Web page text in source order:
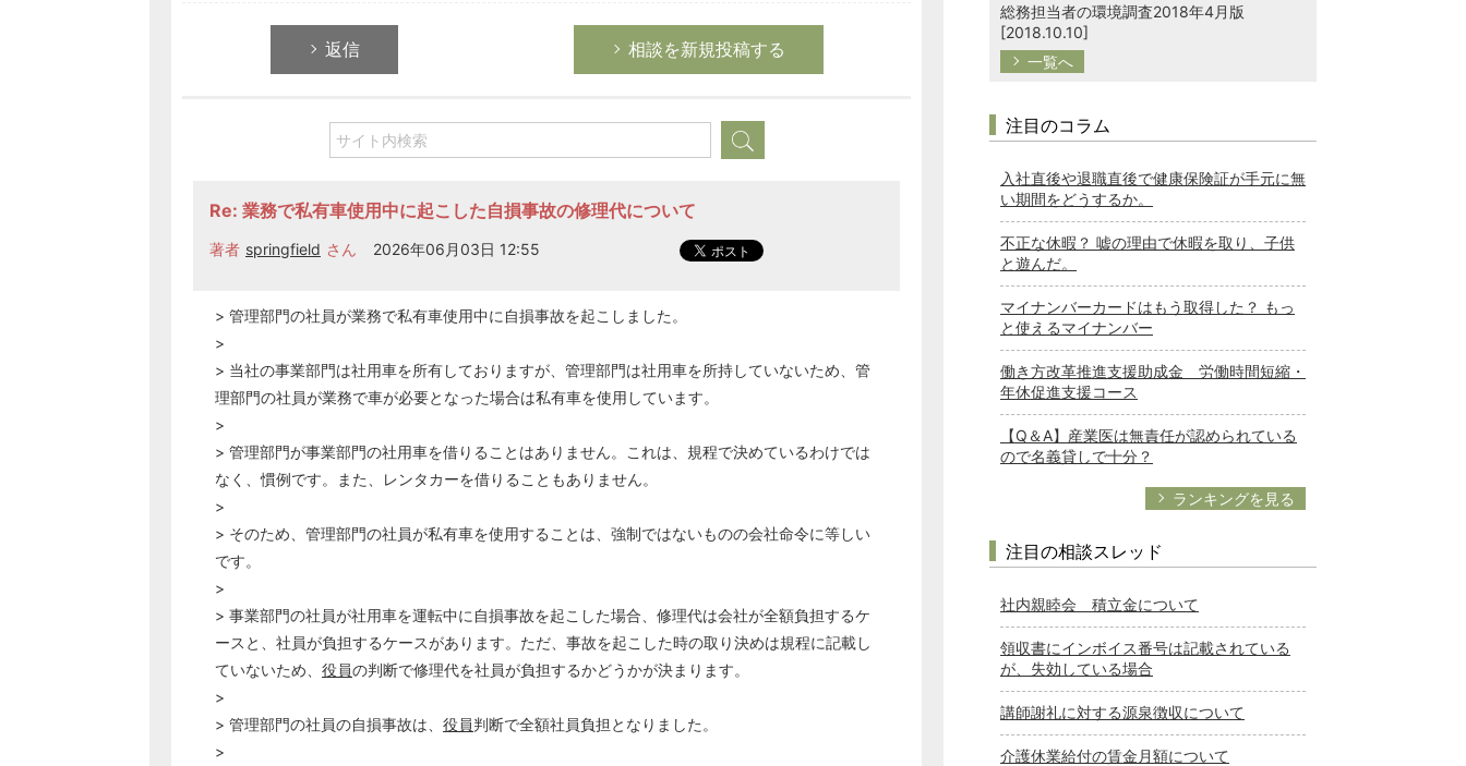
返信 相談を新規投稿する
Re: 業務で私有車使用中に起こした自損事故の修理代について
著者 springfield さん 2026年06月03日 12:55
> 管理部門の社員が業務で私有車使用中に自損事故を起こしました。
>
> 当社の事業部門は社用車を所有しておりますが、管理部門は社用車を所持していないため、管
理部門の社員が業務で車が必要となった場合は私有車を使用しています。
>
> 管理部門が事業部門の社用車を借りることはありません。これは、規程で決めているわけでは
なく、慣例です。また、レンタカーを借りることもありません。
>
> そのため、管理部門の社員が私有車を使用することは、強制ではないものの会社命令に等しい
です。
>
> 事業部門の社員が社用車を運転中に自損事故を起こした場合、修理代は会社が全額負担するケ
ースと、社員が負担するケースがあります。ただ、事故を起こした時の取り決めは規程に記載し
ていないため、 役員の判断で修理代を社員が負担するかどうかが決まります。
>
> 管理部門の社員の自損事故は、 役員判断で全額社員負担となりました。
>
総務担当者の環境調査2018年4月版
[2018.10.10]
一覧へ
注目のコラム
入社直後や退職直後で健康保険証が手元に無
い期間をどうするか。
不正な休暇？ 嘘の理由で休暇を取り、子供
と遊んだ。
マイナンバーカードはもう取得した？ もっ
と使えるマイナンバー
働き方改革推進支援助成金 労働時間短縮・
年休促進支援コース
【Q＆A】産業医は無責任が認められている
ので名義貸しで十分？
ランキングを見る
注目の相談スレッド
社内親睦会 積立金について
領収書にインボイス番号は記載されている
が、失効している場合
講師謝礼に対する源泉徴収について
介護休業給付の賃金月額について